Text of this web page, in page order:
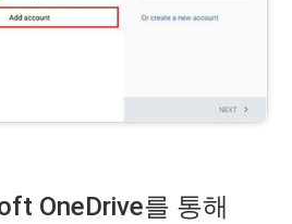
OneDrive를 통해